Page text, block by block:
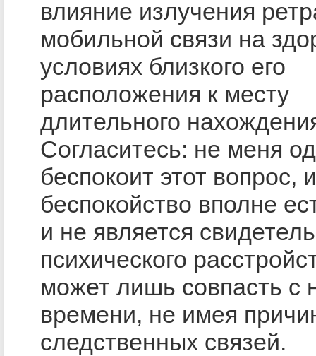
влияние излучения
мобильной связи на
условиях близкого его
расположения к месту
длительного
Согласитесь: не меня
беспокоит этот вопрос,
беспокойство вполне
и не является
психического
может лишь совпасть с
времени, не имея
следственных связей.